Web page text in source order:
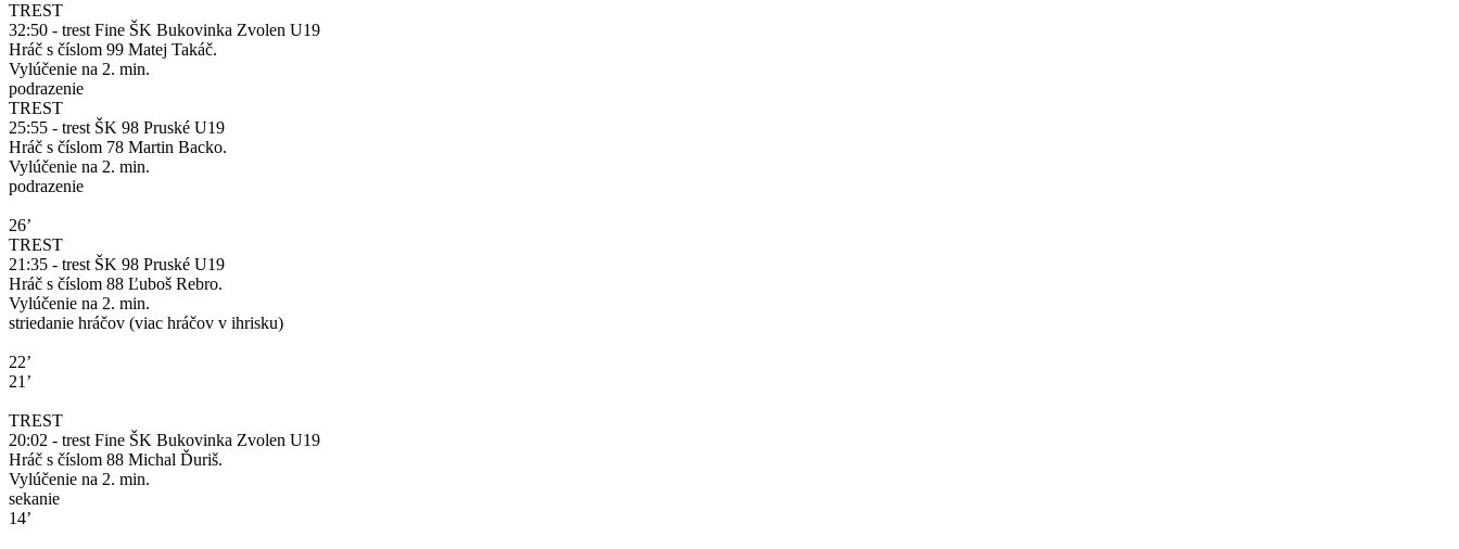
TREST
32:50 - trest Fine ŠK Bukovinka Zvolen U19
Hráč s číslom 99 Matej Takáč.
Vylúčenie na 2. min.
podrazenie
TREST
25:55 - trest ŠK 98 Pruské U19
Hráč s číslom 78 Martin Backo.
Vylúčenie na 2. min.
podrazenie
26’
TREST
21:35 - trest ŠK 98 Pruské U19
Hráč s číslom 88 Ľuboš Rebro.
Vylúčenie na 2. min.
striedanie hráčov (viac hráčov v ihrisku)
22’
21’
TREST
20:02 - trest Fine ŠK Bukovinka Zvolen U19
Hráč s číslom 88 Michal Ďuriš.
Vylúčenie na 2. min.
sekanie
14’